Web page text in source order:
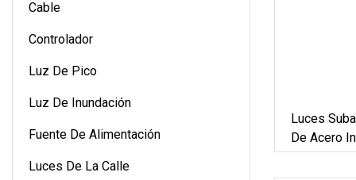
Cable
Controlador
Luz De Pico
Luz De Inundación
Fuente De Alimentación
Luces De La Calle
Luces
De Acero
De Fábrica